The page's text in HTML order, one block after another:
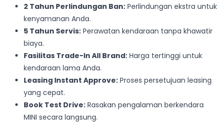
2 Tahun Perlindungan Ban: Perlindungan ekstra untuk
kenyamanan Anda.
5 Tahun Servis: Perawatan kendaraan tanpa khawatir
biaya.
Fasilitas Trade-In All Brand: Harga tertinggi untuk
kendaraan lama Anda.
Leasing Instant Approve: Proses persetujuan leasing
yang cepat.
Book Test Drive: Rasakan pengalaman berkendara
MINI secara langsung.